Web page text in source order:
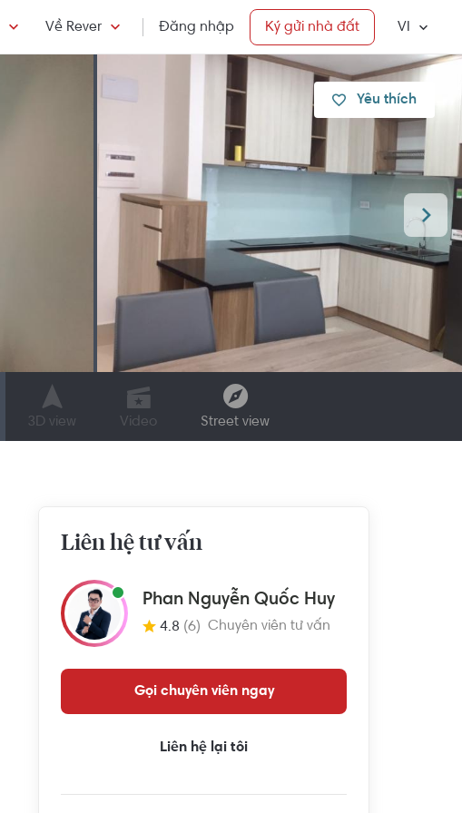
Về Rever Đăng nhập Ký gửi nhà đất VI
Yêu thích
3D view Video Street view
Liên hệ tư vấn
Phan Nguyễn Quốc Huy
4.8 (6) Chuyên viên tư vấn
Gọi chuyên viên ngay
Liên hệ lại tôi